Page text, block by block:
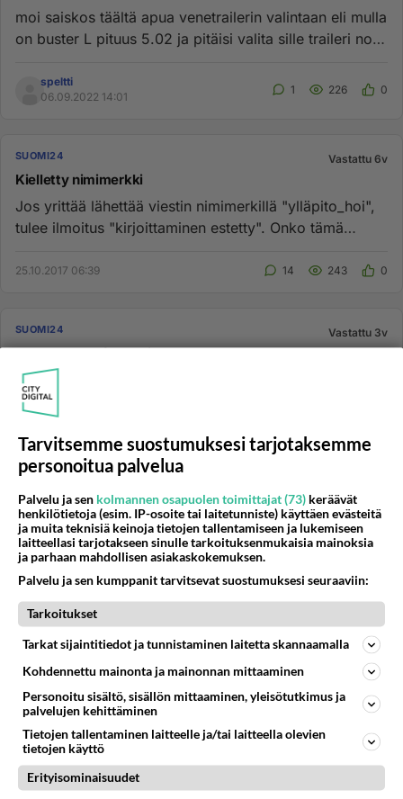
moi saiskos täältä apua venetrailerin valintaan eli mulla
on buster L pituus 5.02 ja pitäisi valita sille traileri no
speltti
06.09.2022 14:01
1 226 0
SUOMI24 Vastattu 6v
Kielletty nimimerkki
Jos yrittää lähettää viestin nimimerkillä "ylläpito_hoi",
tulee ilmoitus "kirjoittaminen estetty". Onko tämä
25.10.2017 06:39 14 243 0
SUOMI24 Vastattu 3v
Uutta harhaa foorumilla
Vielä eilen aamulla foorumeilla listalta näkynyt
vastausaika ei ollut todellinen. Sellaista ei ollut ja noita
harhoja ol...
26.09.2022 11:29 2 178
SUOMI24 Vastattu 3v
treffit suomi 24
Hei en pääse rekisteröityä treffit sivulle ei anna
rekisteröityä ois kiva laittaa ilmoitus suomi 24 treffit...
08.06.2015 14:17
SUOMI24 Vastattu 4v
Miten löydän omat kirjoitukseni??
Miten löydän omat kirjoitukseni??? Halusin kattoo, että
onko niihin vastattu. Auttakaa pls!...
30.10.2021 17:44 1 193 0
Tarvitsemme suostumuksesi tarjotaksemme
personoitua palvelua
Palvelu ja sen kolmannen osapuolen toimittajat (73) keräävät
henkilötietoja (esim. IP-osoite tai laitetunniste) käyttäen evästeitä
ja muita teknisiä keinoja tietojen tallentamiseen ja lukemiseen
laitteellasi tarjotakseen sinulle tarkoituksenmukaisia mainoksia
ja parhaan mahdollisen asiakaskokemuksen.
Palvelu ja sen kumppanit tarvitsevat suostumuksesi seuraaviin:
Tarkoitukset
Tarkat sijaintitiedot ja tunnistaminen laitetta skannaamalla
Kohdennettu mainonta ja mainonnan mittaaminen
Personoitu sisältö, sisällön mittaaminen, yleisötutkimus ja
palvelujen kehittäminen
Tietojen tallentaminen laitteelle ja/tai laitteella olevien
tietojen käyttö
Erityisominaisuudet